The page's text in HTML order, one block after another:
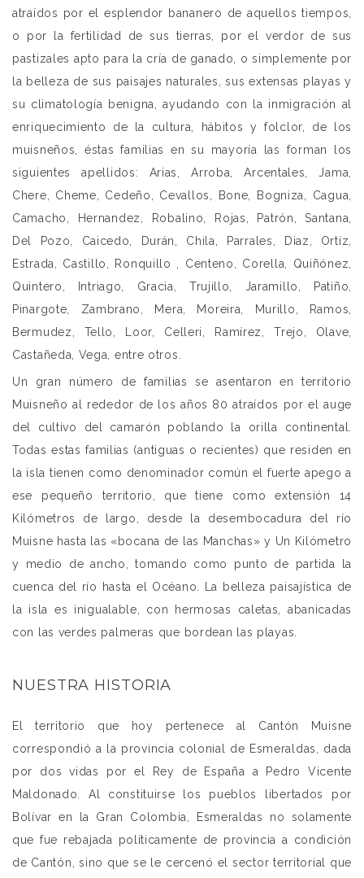
atraídos por el esplendor bananero de aquellos tiempos,
o por la fertilidad de sus tierras, por el verdor de sus
pastizales apto para la cría de ganado, o simplemente por
la belleza de sus paisajes naturales, sus extensas playas y
su climatología benigna, ayudando con la inmigración al
enriquecimiento de la cultura, hábitos y folclor, de los
muisneños, éstas familias en su mayoría las forman los
siguientes apellidos: Arias, Arroba, Arcentales, Jama,
Chere, Cheme, Cedeño, Cevallos, Bone, Bogniza, Cagua,
Camacho, Hernandez, Robalino, Rojas, Patrón, Santana,
Del Pozo, Caicedo, Durán, Chila, Parrales, Diaz, Ortíz,
Estrada, Castillo, Ronquillo , Centeno, Corella, Quiñónez,
Quintero, Intriago, Gracia, Trujillo, Jaramillo, Patiño,
Pinargote, Zambrano, Mera, Moreira, Murillo, Ramos,
Bermudez, Tello, Loor, Celleri, Ramírez, Trejo, Olave,
Castañeda, Vega, entre otros.
Un gran número de familias se asentaron en territorio
Muisneño al rededor de los años 80 atraídos por el auge
del cultivo del camarón poblando la orilla continental.
Todas estas familias (antiguas o recientes) que residen en
la isla tienen como denominador común el fuerte apego a
ese pequeño territorio, que tiene como extensión 14
Kilómetros de largo, desde la desembocadura del río
Muisne hasta las «bocana de las Manchas» y Un Kilómetro
y medio de ancho, tomando como punto de partida la
cuenca del río hasta el Océano. La belleza paisajística de
la isla es inigualable, con hermosas caletas, abanicadas
con las verdes palmeras que bordean las playas.
NUESTRA HISTORIA
El territorio que hoy pertenece al Cantón Muisne
correspondió a la provincia colonial de Esmeraldas, dada
por dos vidas por el Rey de España a Pedro Vicente
Maldonado. Al constituirse los pueblos libertados por
Bolívar en la Gran Colombia, Esmeraldas no solamente
que fue rebajada políticamente de provincia a condición
de Cantón, sino que se le cercenó el sector territorial que